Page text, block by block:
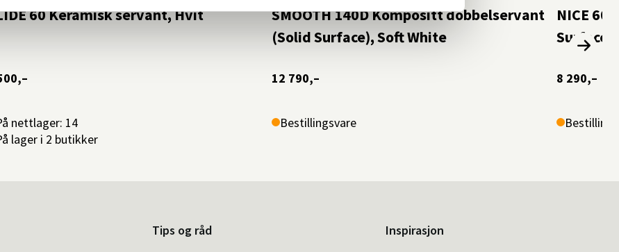
60 Keramisk servant, Hvit
nettlager: 14
lager i 2 butikker
SMOOTH 140D Kompositt dobbelservant
(Solid Surface), Soft White
12 790,–
Bestillingsvare
NICE
8 290,–
Tips og råd
Inspirasjon